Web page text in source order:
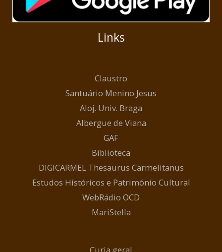
Links
Claustro
Santuário Menino Jesus
Aloj. Univ. Braga
Albergue de Viana
GAF
Biblioteca
DIGICARMEL Thesaurus Carmelitanus
Estudos Históricos e Património Cultural
WebRádio OCD
MariStella
Curia geral